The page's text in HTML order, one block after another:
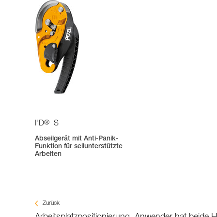
I’D® S
Abseilgerät mit Anti-Panik-
Funktion für seilunterstützte
Arbeiten
Zurück